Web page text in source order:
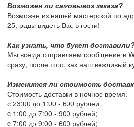
Возможен ли самовывоз заказа?
Возможен из нашей мастерской по
25, рады видеть Вас в гости!
Как узнать, что букет доставили?
Мы всегда отправляем сообщение в
сразу, после того, как наш вежливый
Изменится ли стоимость
Стоимость доставки в ночное время:
с 23:00 до 1:00 - 600 рублей;
c 1:00 до 7:00 - 900 рублей;
c 7:00 до 9:00 - 600 рублей;